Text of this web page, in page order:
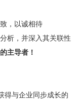
，以诚相待
析，并深入其关联性
主导者！
得与企业同步成长的